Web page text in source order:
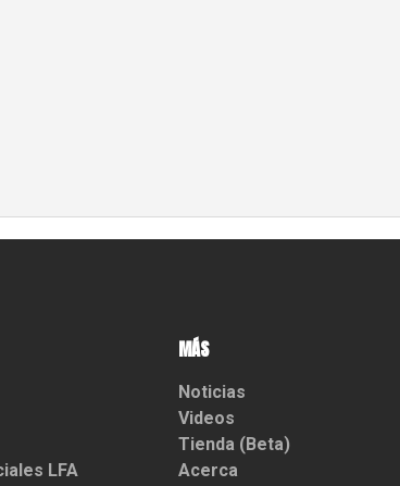
LFA
MÁS
Noticias
Videos
Tienda (Beta)
Acerca